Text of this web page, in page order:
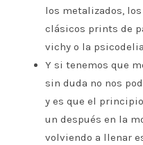
los metalizados, los
clásicos prints de
vichy o la
Y si tenemos que
sin duda no nos
y es que el
un después en la
volviendo a llenar